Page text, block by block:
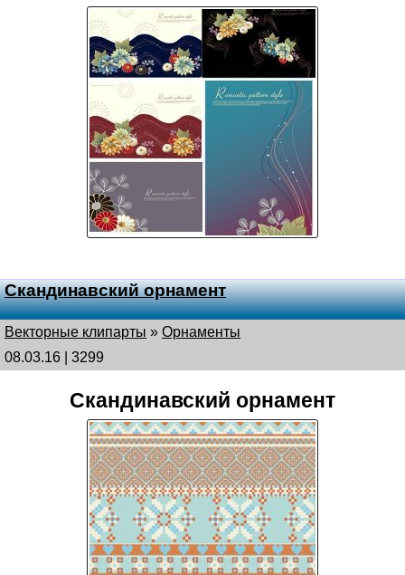
Скандинавский орнамент
Векторные клипарты » Орнаменты
08.03.16 | 3299
Скандинавский орнамент